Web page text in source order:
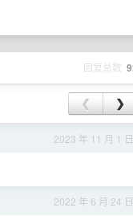
回复总数
❮ ❯
2023 年 11 月 1 日
2022 年 6 月 24 日